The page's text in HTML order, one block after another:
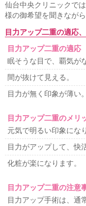
仙台中央クリニックで
様の御希望を聞きなが
目力アップ二重の適応
目力アップ二重の適応
眠そうな目で、覇気が
間が抜けて見える。
目力が無く印象が薄い。
目力アップ二重のメリ
元気で明るい印象にな
目力がアップして、快
化粧が楽になります。
目力アップ二重の注意
目力アップ手術は、通